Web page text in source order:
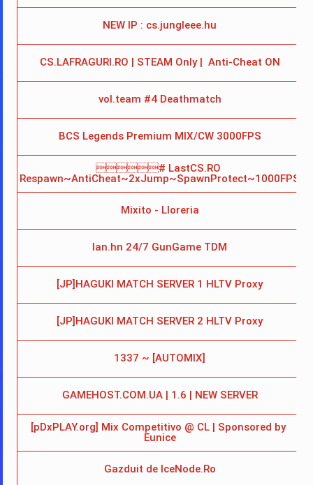
NEW IP : cs.jungleee.hu
CS.LAFRAGURI.RO | STEAM Only |  Anti-Cheat ON
vol.team #4 Deathmatch
BCS Legends Premium MIX/CW 3000FPS
# LastCS.RO
Respawn~AntiCheat~2xJump~SpawnProtect~1000FPS
Mixito - Lloreria
lan.hn 24/7 GunGame TDM
[JP]HAGUKI MATCH SERVER 1 HLTV Proxy
[JP]HAGUKI MATCH SERVER 2 HLTV Proxy
1337 ~ [AUTOMIX]
GAMEHOST.COM.UA | 1.6 | NEW SERVER
[pDxPLAY.org] Mix Competitivo @ CL | Sponsored by
Eunice
Gazduit de IceNode.Ro